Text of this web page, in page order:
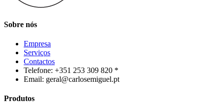
Sobre nós
Empresa
Serviços
Contactos
Telefone: +351 253 309 820 *
Email: geral@carlosemiguel.pt
Produtos